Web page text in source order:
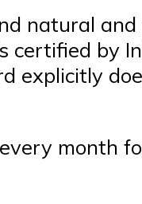
natural
certified by
explicitly
month